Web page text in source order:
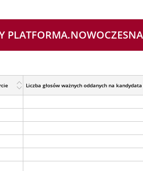
Liczba głosów ważnych oddanych na kandydata